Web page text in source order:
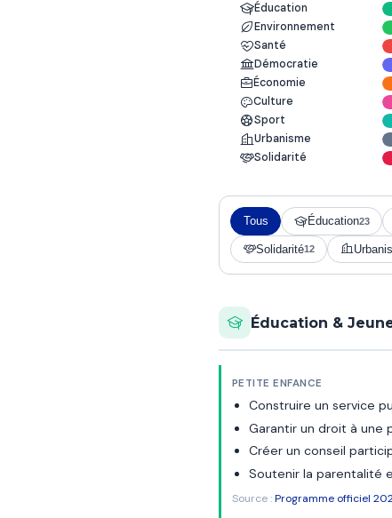
Éducation
Environnement
Santé
Démocratie
Économie
Culture
Sport
Urbanisme
Solidarité
Tous Éducation23
Solidarité12
Éducation &
PETITE ENFANCE
Construire un service
Garantir un droit à une
Créer un conseil
Soutenir la parentalité
Source :Programme officiel